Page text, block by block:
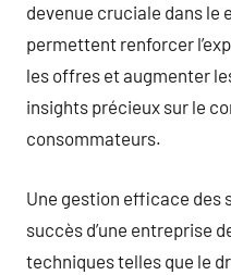
devenue cruciale dans le
permettent renforcer
les offres et augmenter
insights précieux sur le
consommateurs.
Une gestion efficace des
succès d’une entreprise
techniques telles que le